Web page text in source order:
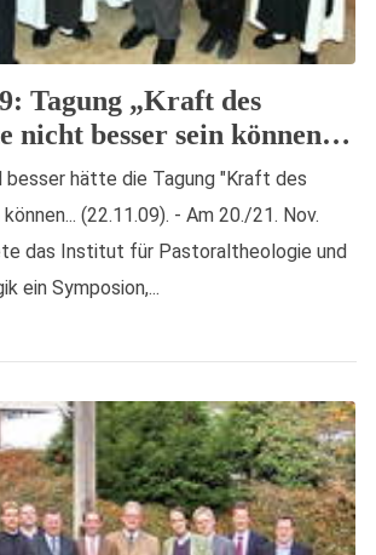
Tagung „Kraft des
nicht besser sein können…
besser hätte die Tagung "Kraft des
(22.11.09). - Am 20./21. Nov.
das Institut für Pastoraltheologie und
ein Symposion,...